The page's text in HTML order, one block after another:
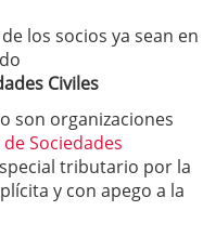
los socios ya sean en
Civiles
son organizaciones
Sociedades
tributario por la
y con apego a la